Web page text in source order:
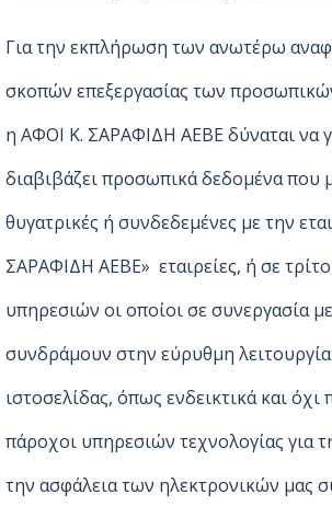
Για την εκπλήρωση των ανωτέρω
σκοπών επεξεργασίας των
η ΑΦΟΙ Κ. ΣΑΡΑΦΙΔΗ ΑΕΒΕ δύναται να
διαβιβάζει προσωπικά δεδομένα που
θυγατρικές ή συνδεδεμένες με την
ΣΑΡΑΦΙΔΗ ΑΕΒΕ» εταιρείες, ή σε
υπηρεσιών οι οποίοι σε συνεργασία
συνδράμουν στην εύρυθμη
ιστοσελίδας, όπως ενδεικτικά και όχι
πάροχοι υπηρεσιών τεχνολογίας για
την ασφάλεια των ηλεκτρονικών μας